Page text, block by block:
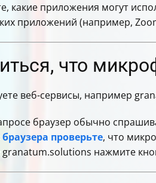
какие приложения могут
приложений (например,
что
веб-сервисы, например
браузер обычно
проверьте, что
нажмите